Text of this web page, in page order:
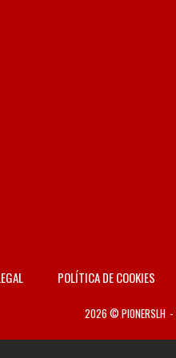
POLÍTICA DE COOKIES
2026 © PIONERSLH